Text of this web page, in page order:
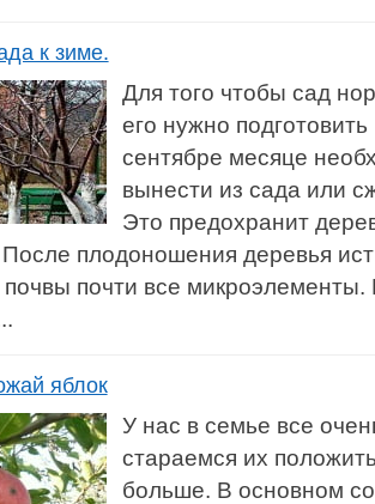
к зиме.
Для того чтобы сад
его нужно
сентябре месяце
вынести из сада или
Это предохранит
плодоношения деревья
почти все
яблок
У нас в семье все
стараемся их
больше. В основном